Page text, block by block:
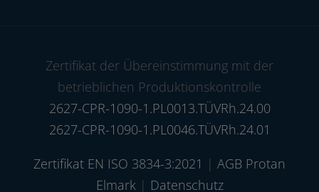
Zertifikat der Übereinstimmung mit der
betrieblichen Produktionskontrolle
2627-CPR-1090-1.PL0013.TÜVRh.24.00
2627-CPR-1090-1.PL0046.TÜVRh.24.01
Zertifikat EN ISO 3834-3:2021 | AGB Protan
Elmark| Datenschutz